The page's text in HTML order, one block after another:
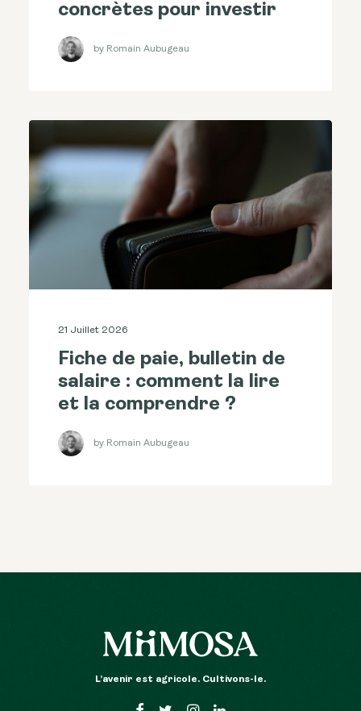
concrètes pour investir
by Romain Aubugeau
21 Juillet 2026
Fiche de paie, bulletin de
salaire : comment la lire
et la comprendre ?
by Romain Aubugeau
L’avenir est agricole. Cultivons-le.